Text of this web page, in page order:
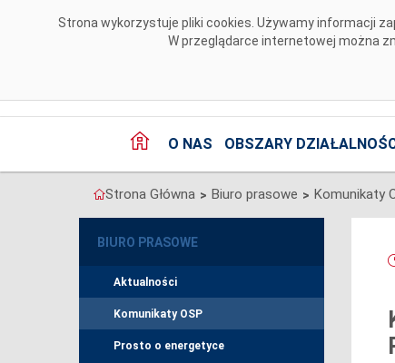
Strona wykorzystuje pliki cookies. Używamy informacji
W przeglądarce internetowej można
O NAS OBSZARY
Strona Główna > Biuro prasowe > Komunikaty
BIURO PRASOWE
Aktualności
Komunikaty OSP
Prosto o energetyce